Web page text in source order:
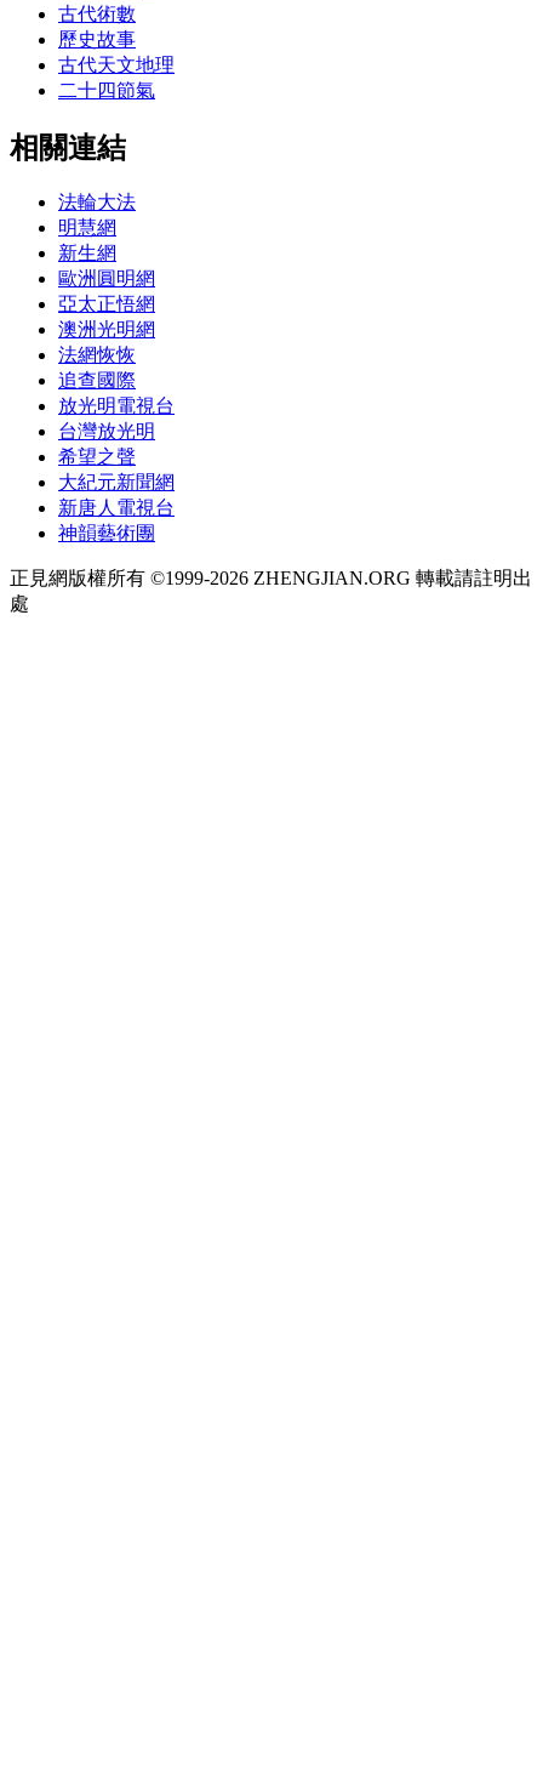
古代術數
歷史故事
古代天文地理
二十四節氣
相關連結
法輪大法
明慧網
新生網
歐洲圓明網
亞太正悟網
澳洲光明網
法網恢恢
追查國際
放光明電視台
台灣放光明
希望之聲
大紀元新聞網
新唐人電視台
神韻藝術團
正見網版權所有 ©1999-2026 ZHENGJIAN.ORG 轉載請註明出
處